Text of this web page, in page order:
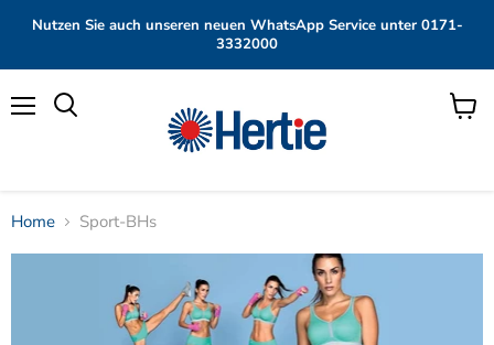
Nutzen Sie auch unseren neuen WhatsApp Service unter 0171-
3332000
Home Sport-BHs